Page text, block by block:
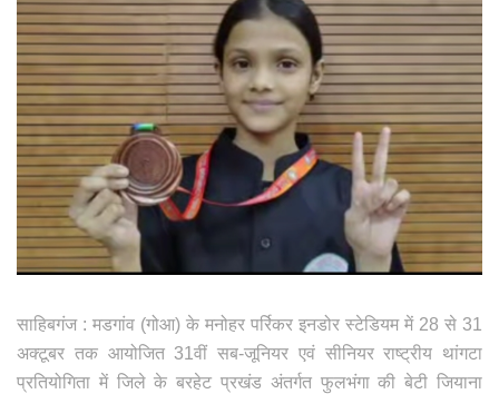
साहिबगंज : मडगांव (गोआ) के मनोहर पर्रिकर इनडोर स्टेडियम में 28 से 31
अक्टूबर तक आयोजित 31वीं सब-जूनियर एवं सीनियर राष्ट्रीय थांगटा
प्रतियोगिता में जिले के बरहेट प्रखंड अंतर्गत फुलभंगा की बेटी जियाना